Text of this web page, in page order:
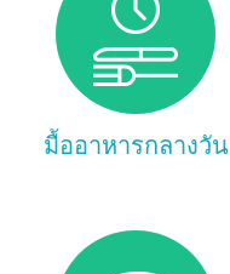
มื้ออาหารกลางวัน